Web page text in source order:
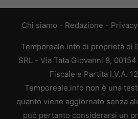
Chi siamo - Redazione -
Temporeale.info di proprietà di
SRL - Via Tata Giovanni 8,
Fiscale e Partita I.V.A.
Temporeale.info non è una
quanto viene aggiornato senza
può pertanto considerarsi un